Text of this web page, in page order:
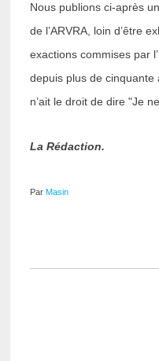
Nous publions ci-après
de l’ARVRA, loin d’être
exactions commises par
depuis plus de cinquante
n’ait le droit de dire "Je
La Rédaction.
Par Masin